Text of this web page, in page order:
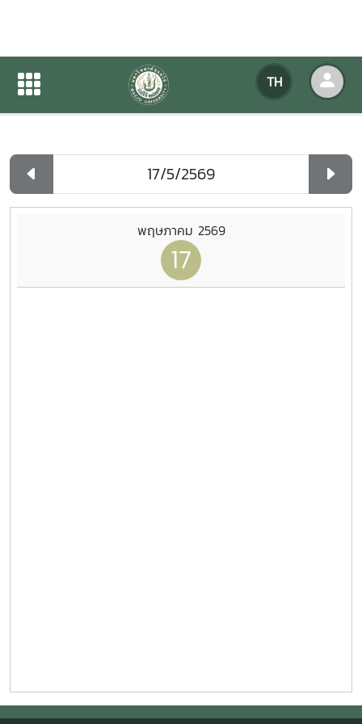
TH
ปฏิทินกิจกรรมของหน่วยงาน
ปฏิทินกิจกรรมของหน่วยงาน
พฤษภาคม 2569
17